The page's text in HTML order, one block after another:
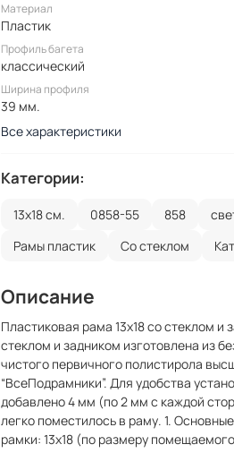
Материал
Пластик
Профиль багета
классический
Ширина профиля
39 мм.
Все характеристики
Категории:
13x18 см. 0858-55 858
Рамы пластик
Со стеклом
Описание
Пластиковая рама 13x18 со стеклом
стеклом и задником изготовлена из
чистого первичного полистирола
“ВсеПодрамники”. Для удобства
добавлено 4 мм (по 2 мм с каждой
легко поместилось в раму. 1.
рамки: 13x18 (по размеру